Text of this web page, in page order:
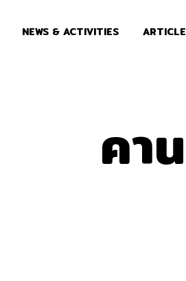
NEWS & ACTIVITIES ARTICLE
คาน